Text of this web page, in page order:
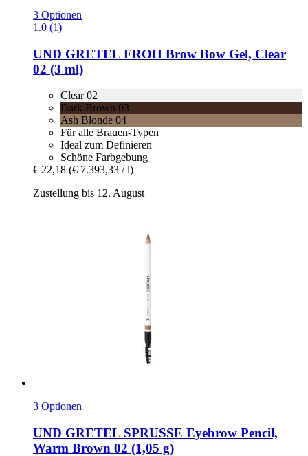
3 Optionen
1.0 (1)
UND GRETEL FROH Brow Bow Gel, Clear
02 (3 ml)
Clear 02
Dark Brown 03
Ash Blonde 04
Für alle Brauen-Typen
Ideal zum Definieren
Schöne Farbgebung
€ 22,18 (€ 7.393,33 / l)
Zustellung bis 12. August
3 Optionen
UND GRETEL SPRUSSE Eyebrow Pencil,
Warm Brown 02 (1,05 g)